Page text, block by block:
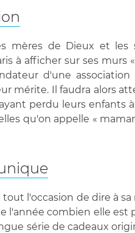
mères de Dieux et
à afficher sur ses
d'une
mérite. Il faudra alors
perdu leurs enfants
qu'on appelle «
l'occasion de dire à
l'année combien elle est
série de cadeaux